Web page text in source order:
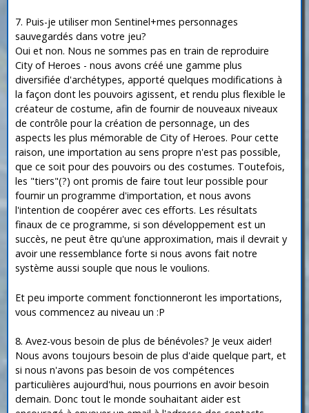
7. Puis-je utiliser mon Sentinel+mes personnages
sauvegardés dans votre jeu?
Oui et non. Nous ne sommes pas en train de reproduire
City of Heroes - nous avons créé une gamme plus
diversifiée d'archétypes, apporté quelques modifications à
la façon dont les pouvoirs agissent, et rendu plus flexible le
créateur de costume, afin de fournir de nouveaux niveaux
de contrôle pour la création de personnage, un des
aspects les plus mémorable de City of Heroes. Pour cette
raison, une importation au sens propre n'est pas possible,
que ce soit pour des pouvoirs ou des costumes. Toutefois,
les "tiers"(?) ont promis de faire tout leur possible pour
fournir un programme d'importation, et nous avons
l'intention de coopérer avec ces efforts. Les résultats
finaux de ce programme, si son développement est un
succès, ne peut être qu'une approximation, mais il devrait y
avoir une ressemblance forte si nous avons fait notre
système aussi souple que nous le voulions.
Et peu importe comment fonctionneront les importations,
vous commencez au niveau un :P
8. Avez-vous besoin de plus de bénévoles? Je veux aider!
Nous avons toujours besoin de plus d'aide quelque part, et
si nous n'avons pas besoin de vos compétences
particulières aujourd'hui, nous pourrions en avoir besoin
demain. Donc tout le monde souhaitant aider est